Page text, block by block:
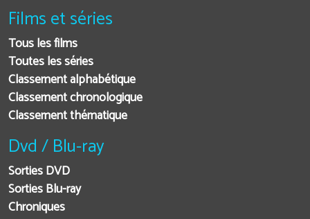
Films et séries
Tous les films
Toutes les séries
Classement alphabétique
Classement chronologique
Classement thématique
Dvd / Blu-ray
Sorties DVD
Sorties Blu-ray
Chroniques